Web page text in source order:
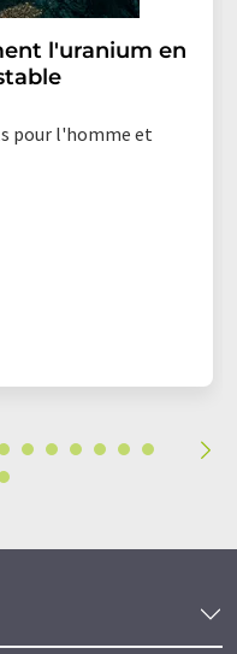
l'uranium en
pour l'homme et